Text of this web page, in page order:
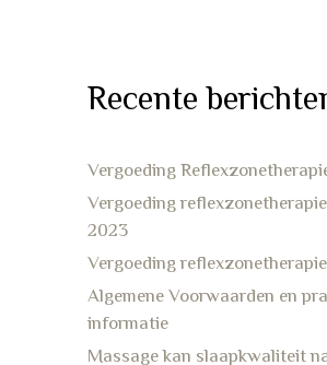
Recente
Vergoeding
Vergoeding
2023
Vergoeding
Algemene Voorwaarden en
informatie
Massage kan slaapkwaliteit